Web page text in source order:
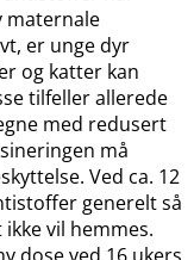
maternale
er unge dyr
og katter kan
tilfeller allerede
med redusert
må
Ved ca. 12
generelt så
vil hemmes.